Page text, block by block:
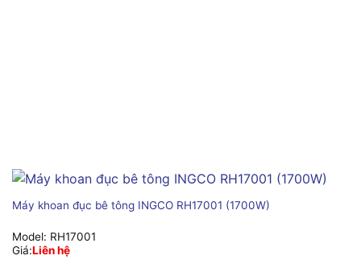
Máy khoan đục bê tông INGCO RH17001 (1700W)
Model: RH17001
Giá:Liên hệ